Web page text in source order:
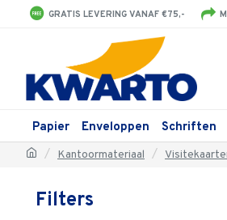
GRATIS LEVERING VANAF €75,-
Papier Enveloppen Schriften
Kantoormateriaal
Filters